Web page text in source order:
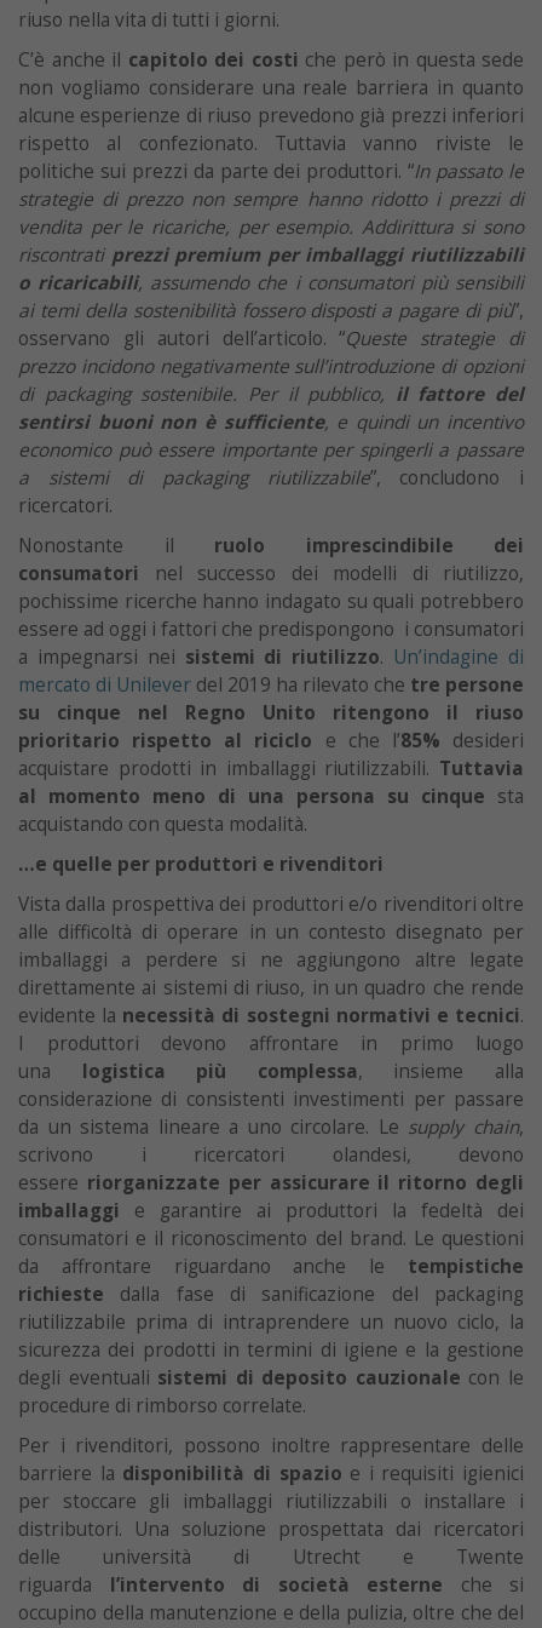
riuso nella vita di tutti i giorni.
C’è anche il capitolo dei costi che però in questa sede
non vogliamo considerare una reale barriera in quanto
alcune esperienze di riuso prevedono già prezzi inferiori
rispetto al confezionato. Tuttavia vanno riviste le
politiche sui prezzi da parte dei produttori. “In passato le
strategie di prezzo non sempre hanno ridotto i prezzi di
vendita per le ricariche, per esempio. Addirittura si sono
riscontratiprezzi premium per imballaggi riutilizzabili
o ricaricabili, assumendo che i consumatori più sensibili
ai temi della sostenibilità fossero disposti a pagare di più”,
osservano gli autori dell’articolo. “Queste strategie di
prezzo incidono negativamente sull’introduzione di opzioni
di packaging sostenibile. Per il pubblico, il fattore del
sentirsi buoni non è sufficiente, e quindi un incentivo
economico può essere importante per spingerli a passare
a sistemi di packaging riutilizzabile”, concludono i
ricercatori.
Nonostante il ruolo imprescindibile dei
consumatori nel successo dei modelli di riutilizzo,
pochissime ricerche hanno indagato su quali potrebbero
essere ad oggi i fattori che predispongono i consumatori
a impegnarsi nei sistemi di riutilizzo. Un’indagine di
mercato di Unilever del 2019 ha rilevato che tre persone
su cinque nel Regno Unito ritengono il riuso
prioritario rispetto al riciclo e che l’85% desideri
acquistare prodotti in imballaggi riutilizzabili. Tuttavia
al momento meno di una persona su cinque sta
acquistando con questa modalità.
…e quelle per produttori e rivenditori
Vista dalla prospettiva dei produttori e/o rivenditori oltre
alle difficoltà di operare in un contesto disegnato per
imballaggi a perdere si ne aggiungono altre legate
direttamente ai sistemi di riuso, in un quadro che rende
evidente la necessità di sostegni normativi e tecnici.
I produttori devono affrontare in primo luogo
una logistica più complessa, insieme alla
considerazione di consistenti investimenti per passare
da un sistema lineare a uno circolare. Le supply chain,
scrivono i ricercatori olandesi, devono
essere riorganizzate per assicurare il ritorno degli
imballaggi e garantire ai produttori la fedeltà dei
consumatori e il riconoscimento del brand. Le questioni
da affrontare riguardano anche le tempistiche
richieste dalla fase di sanificazione del packaging
riutilizzabile prima di intraprendere un nuovo ciclo, la
sicurezza dei prodotti in termini di igiene e la gestione
degli eventuali sistemi di deposito cauzionale con le
procedure di rimborso correlate.
Per i rivenditori, possono inoltre rappresentare delle
barriere la disponibilità di spazio e i requisiti igienici
per stoccare gli imballaggi riutilizzabili o installare i
distributori. Una soluzione prospettata dai ricercatori
delle università di Utrecht e Twente
riguarda l’intervento di società esterne che si
occupino della manutenzione e della pulizia, oltre che del